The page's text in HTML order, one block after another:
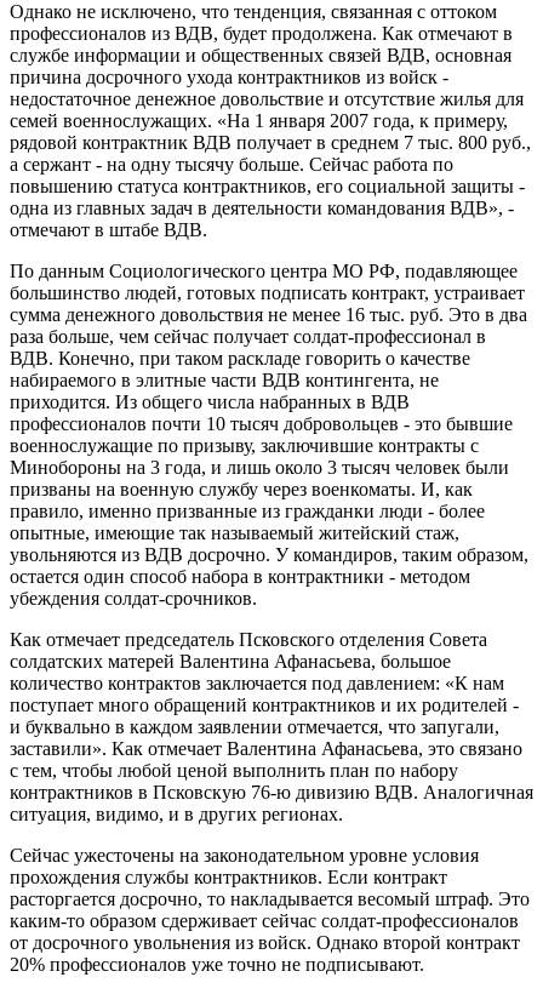
Однако не исключено, что тенденция, связанная с оттоком
профессионалов из ВДВ, будет продолжена. Как отмечают в
службе информации и общественных связей ВДВ, основная
причина досрочного ухода контрактников из войск -
недостаточное денежное довольствие и отсутствие жилья для
семей военнослужащих. «На 1 января 2007 года, к примеру,
рядовой контрактник ВДВ получает в среднем 7 тыс. 800 руб.,
а сержант - на одну тысячу больше. Сейчас работа по
повышению статуса контрактников, его социальной защиты -
одна из главных задач в деятельности командования ВДВ», -
отмечают в штабе ВДВ.
По данным Социологического центра МО РФ, подавляющее
большинство людей, готовых подписать контракт, устраивает
сумма денежного довольствия не менее 16 тыс. руб. Это в два
раза больше, чем сейчас получает солдат-профессионал в
ВДВ. Конечно, при таком раскладе говорить о качестве
набираемого в элитные части ВДВ контингента, не
приходится. Из общего числа набранных в ВДВ
профессионалов почти 10 тысяч добровольцев - это бывшие
военнослужащие по призыву, заключившие контракты с
Минобороны на 3 года, и лишь около 3 тысяч человек были
призваны на военную службу через военкоматы. И, как
правило, именно призванные из гражданки люди - более
опытные, имеющие так называемый житейский стаж,
увольняются из ВДВ досрочно. У командиров, таким образом,
остается один способ набора в контрактники - методом
убеждения солдат-срочников.
Как отмечает председатель Псковского отделения Совета
солдатских матерей Валентина Афанасьева, большое
количество контрактов заключается под давлением: «К нам
поступает много обращений контрактников и их родителей -
и буквально в каждом заявлении отмечается, что запугали,
заставили». Как отмечает Валентина Афанасьева, это связано
с тем, чтобы любой ценой выполнить план по набору
контрактников в Псковскую 76-ю дивизию ВДВ. Аналогичная
ситуация, видимо, и в других регионах.
Сейчас ужесточены на законодательном уровне условия
прохождения службы контрактников. Если контракт
расторгается досрочно, то накладывается весомый штраф. Это
каким-то образом сдерживает сейчас солдат-профессионалов
от досрочного увольнения из войск. Однако второй контракт
20% профессионалов уже точно не подписывают.